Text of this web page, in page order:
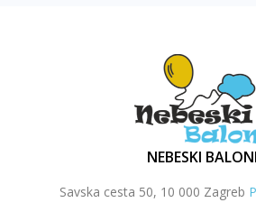
NEBESKI BALONI
Savska cesta 50, 10 000 Zagreb